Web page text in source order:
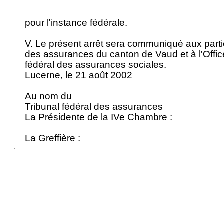
pour l'instance fédérale.
V. Le présent arrêt sera communiqué aux
des assurances du canton de Vaud et à
fédéral des assurances sociales.
Lucerne, le 21 août 2002
Au nom du
Tribunal fédéral des assurances
La Présidente de la IVe Chambre :
La Greffière :